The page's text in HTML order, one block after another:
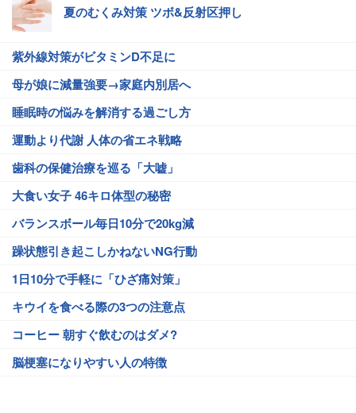
夏のむくみ対策 ツボ&反射区押し
紫外線対策がビタミンD不足に
母が娘に減量強要→家庭内別居へ
睡眠時の悩みを解消する過ごし方
運動より代謝 人体の省エネ戦略
歯科の保健治療を巡る「大嘘」
大食い女子 46キロ体型の秘密
バランスボール毎日10分で20kg減
躁状態引き起こしかねないNG行動
1日10分で手軽に「ひざ痛対策」
キウイを食べる際の3つの注意点
コーヒー 朝すぐ飲むのはダメ?
脳梗塞になりやすい人の特徴